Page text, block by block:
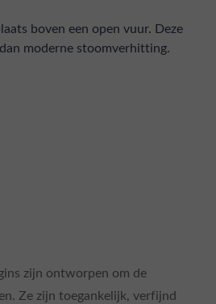
boven een open vuur. Deze
moderne stoomverhitting.
zijn ontworpen om de
Ze zijn toegankelijk, verfijnd